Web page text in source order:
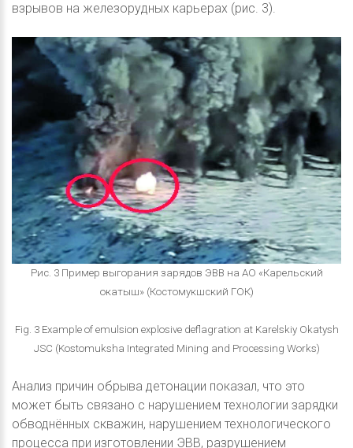
взрывов на железорудных карьерах (рис. 3).
Рис. 3 Пример выгорания зарядов ЭВВ на АО «Карельский
окатыш» (Костомукшский ГОК)
Fig. 3 Example of emulsion explosive deflagration at Karelskiy Okatysh
JSC (Kostomuksha Integrated Mining and Processing Works)
Анализ причин обрыва детонации показал, что это
может быть связано с нарушением технологии зарядки
обводнённых скважин, нарушением технологического
процесса при изготовлении ЭВВ, разрушением